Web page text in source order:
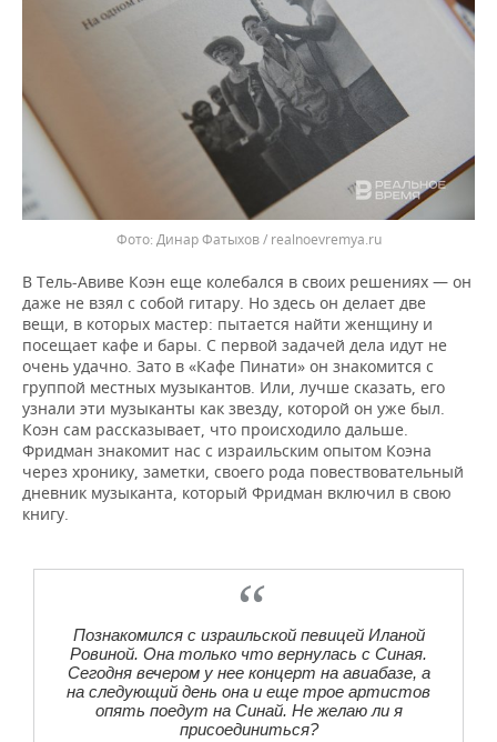
Динар Фатыхов / realnoevremya.ru
В Тель-Авиве Коэн еще колебался в своих решениях — он
даже не взял с собой гитару. Но здесь он делает две
вещи, в которых мастер: пытается найти женщину и
посещает кафе и бары. С первой задачей дела идут не
очень удачно. Зато в «Кафе Пинати» он знакомится с
группой местных музыкантов. Или, лучше сказать, его
узнали эти музыканты как звезду, которой он уже был.
Коэн сам рассказывает, что происходило дальше.
Фридман знакомит нас с израильским опытом Коэна
через хронику, заметки, своего рода повествовательный
дневник музыканта, который Фридман включил в свою
книгу.
Познакомился с израильской певицей Иланой
Ровиной. Она только что вернулась с Синая.
Сегодня вечером у нее концерт на авиабазе, а
на следующий день она и еще трое артистов
опять поедут на Синай. Не желаю ли я
присоединиться?